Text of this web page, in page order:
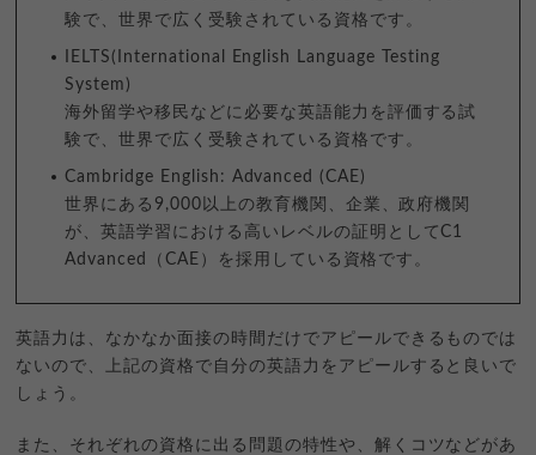
験で、世界で広く受験されている資格です。
IELTS(International English Language Testing
System)
海外留学や移民などに必要な英語能力を評価する試
験で、世界で広く受験されている資格です。
Cambridge English: Advanced (CAE)
世界にある9,000以上の教育機関、企業、政府機関
が、英語学習における高いレベルの証明としてC1
Advanced（CAE）を採用している資格です。
英語力は、なかなか面接の時間だけでアピールできるものでは
ないので、上記の資格で自分の英語力をアピールすると良いで
しょう。
また、それぞれの資格に出る問題の特性や、解くコツなどがあ